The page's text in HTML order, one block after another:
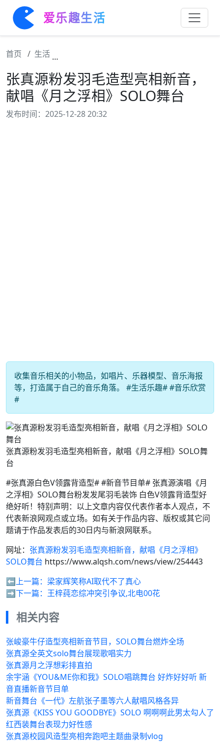
爱乐趣生活
首页 生活
张真源粉发羽毛造型亮相新音，
献唱《月之浮相》SOLO舞台
发布时间：2025-12-28 20:32
收集音乐相关的小物品，如唱片、乐器模型、音乐海报
等，打造属于自己的音乐角落。 #生活乐趣# #音乐欣赏
#
张真源粉发羽毛造型亮相新音，献唱《月之浮相》SOLO舞
台
#张真源白色V领露背造型# #新音节目单# 张真源演唱《月
之浮相》SOLO舞台粉发发尾羽毛装饰 白色V领露背造型好
绝好听！特别声明：以上文章内容仅代表作者本人观点，不
代表新浪网观点或立场。如有关于作品内容、版权或其它问
题请于作品发表后的30日内与新浪网联系。
网址： 张真源粉发羽毛造型亮相新音，献唱《月之浮相》
SOLO舞台 https://www.alqsh.com/news/view/254443
⬅️上一篇： 梁家辉笑称AI取代不了真心
➡️下一篇： 王梓莼恋综冲突引争议,北电00花
相关内容
张峻豪牛仔造型亮相新音节目，SOLO舞台燃炸全场
张真源全英文solo舞台展现歌唱实力
张真源月之浮想彩排直拍
余宇涵《YOU&ME你和我》SOLO唱跳舞台 好炸好好听 新
音直播新音节目单
新音舞台《一代》左航张子墨等六人献唱风格各异
张真源《KISS YOU GOODBYE》SOLO 啊啊啊此男太勾人了
红西装舞台表现力好性感
张真源校园风造型亮相奔跑吧主题曲录制vlog